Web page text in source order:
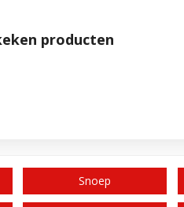
producten
Snoep